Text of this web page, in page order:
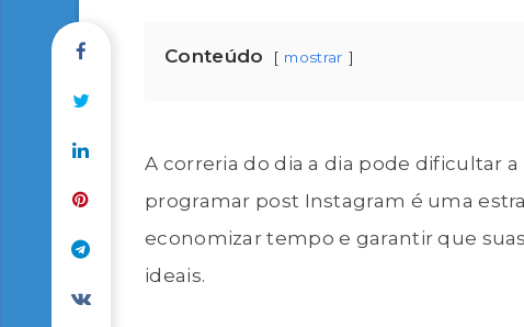
Conteúdo mostrar
A correria do dia a dia pode dificultar
programar post Instagram é uma
economizar tempo e garantir que
ideais.